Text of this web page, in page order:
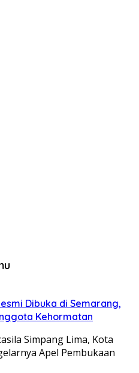
Dibuka di Semarang,
Kehormatan
Simpang Lima, Kota
Apel Pembukaan